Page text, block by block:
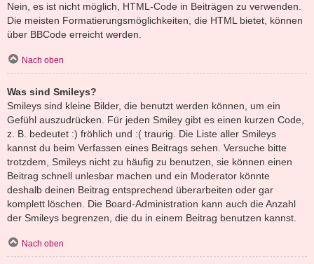
Nein, es ist nicht möglich, HTML-Code in Beiträgen zu verwenden.
Die meisten Formatierungsmöglichkeiten, die HTML bietet, können
über BBCode erreicht werden.
Nach oben
Was sind Smileys?
Smileys sind kleine Bilder, die benutzt werden können, um ein
Gefühl auszudrücken. Für jeden Smiley gibt es einen kurzen Code,
z. B. bedeutet :) fröhlich und :( traurig. Die Liste aller Smileys
kannst du beim Verfassen eines Beitrags sehen. Versuche bitte
trotzdem, Smileys nicht zu häufig zu benutzen, sie können einen
Beitrag schnell unlesbar machen und ein Moderator könnte
deshalb deinen Beitrag entsprechend überarbeiten oder gar
komplett löschen. Die Board-Administration kann auch die Anzahl
der Smileys begrenzen, die du in einem Beitrag benutzen kannst.
Nach oben